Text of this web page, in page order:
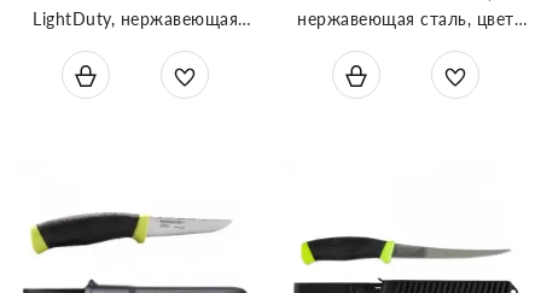
LightDuty, нержавеющая
ножнами, 13843
нержавеющая сталь, цвет